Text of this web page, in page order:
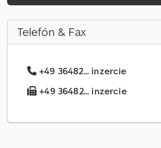
Telefón & Fax
+49 36482... inzercie
+49 36482... inzercie